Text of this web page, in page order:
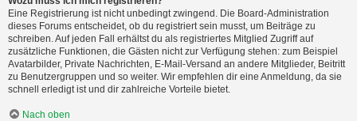
Eine Registrierung ist nicht unbedingt zwingend. Die Board-Administration
dieses Forums entscheidet, ob du registriert sein musst, um Beiträge zu
schreiben. Auf jeden Fall erhältst du als registriertes Mitglied Zugriff auf
zusätzliche Funktionen, die Gästen nicht zur Verfügung stehen: zum Beispiel
Avatarbilder, Private Nachrichten, E-Mail-Versand an andere Mitglieder, Beitritt
zu Benutzergruppen und so weiter. Wir empfehlen dir eine Anmeldung, da sie
schnell erledigt ist und dir zahlreiche Vorteile bietet.
Nach oben